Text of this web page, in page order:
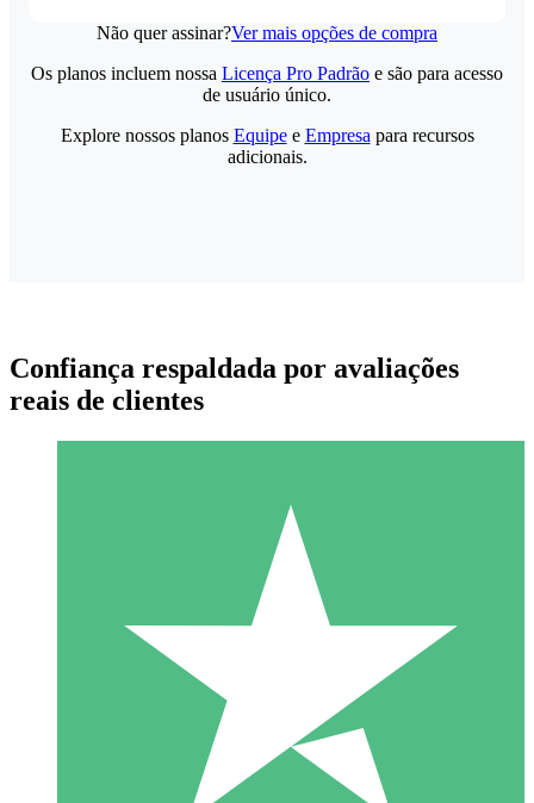
Não quer assinar?Ver mais opções de compra
Pacotes de Créditos Individuais
Pague conforme o uso com créditos de download. Sem
1000
Os planos incluem nossa Licença Pro Padrão e são para acesso
de usuário único.
Explore nossos planos Equipee Empresa para recursos
adicionais.
Confiança respaldada por avaliações
reais de clientes